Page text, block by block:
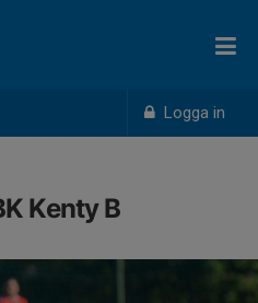
Logga in
Kenty B